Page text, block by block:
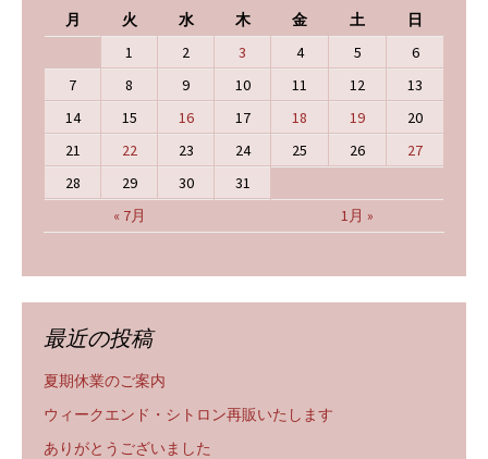
月 火 水 木 金 土 日
« 7月 1月 »
1 2 3 4 5
6
7
8 9 10 11 12
13
14
15 16 17 18 19
20
21
22 23 24 25 26
27
28
29 30 31
最近の投稿
夏期休業のご案内
ウィークエンド・シトロン再販いたします
ありがとうございました